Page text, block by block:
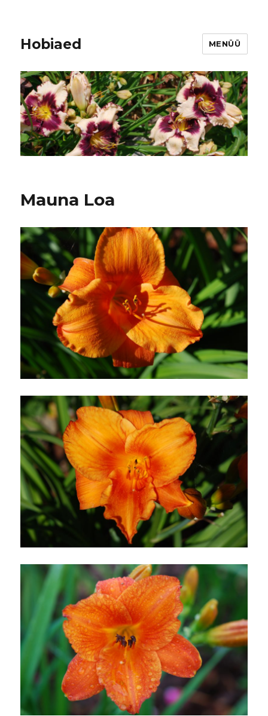
Hobiaed MENÜÜ
Mauna Loa